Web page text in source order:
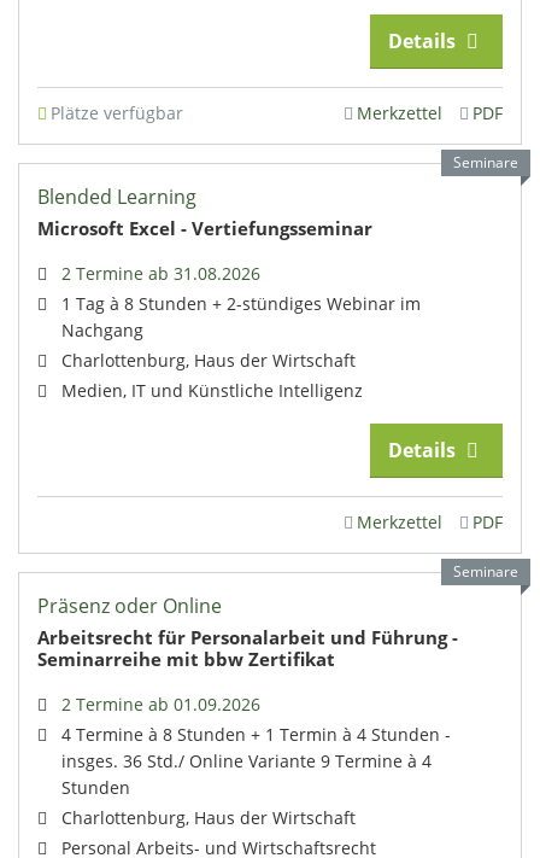
Details
Plätze verfügbar Merkzettel PDF
Blended Learning
Microsoft Excel - Vertiefungsseminar
2 Termine ab 31.08.2026
1 Tag à 8 Stunden + 2-stündiges Webinar im
Nachgang
Charlottenburg, Haus der Wirtschaft
Medien, IT und Künstliche Intelligenz
Details
Merkzettel PDF
Seminare
Präsenz oder Online
Arbeitsrecht für Personalarbeit und Führung -
Seminarreihe mit bbw Zertifikat
2 Termine ab 01.09.2026
4 Termine à 8 Stunden + 1 Termin à 4 Stunden -
insges. 36 Std./ Online Variante 9 Termine à 4
Stunden
Charlottenburg, Haus der Wirtschaft
Personal Arbeits- und Wirtschaftsrecht
Seminare